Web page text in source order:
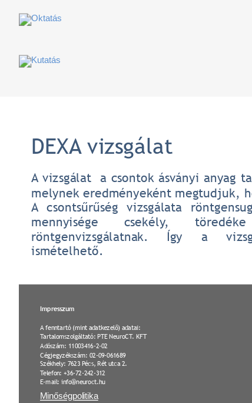
Impresszum
A fenntartó (mint adatkezelő) adatai:
Tartalomszolgáltató: PTE NeuroCT. KFT
Adószám: 11003416-2-02
Cégjegyzékszám: 02-09-061689
Székhely: 7623 Pécs, Rét utca 2.
Telefon: +36-72-242-312
E-mail: info@neuroct.hu
DEXA vizsgálat
A vizsgálat a csontok ásványi anyag
melynek eredményeként megtudjuk,
A csontsűrűség vizsgálata
mennyisége csekély, töredéke
röntgenvizsgálatnak. Így a
ismételhető.
Minőségpolitika